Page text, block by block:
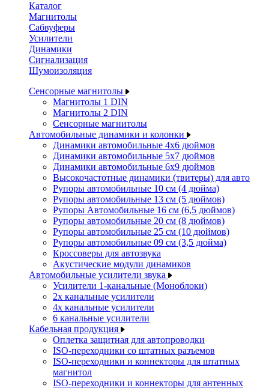
Каталог
Магнитолы
Сабвуферы
Усилители
Динамики
Сигнализация
Шумоизоляция
Сенсорные магнитолы
Магнитолы 1 DIN
Магнитолы 2 DIN
Сенсорные магнитолы
Автомобильные динамики и колонки
Динамики автомобильные 4x6 дюймов
Динамики автомобильные 5x7 дюймов
Динамики автомобильные 6x9 дюймов
Высокочастотные динамики (твитеры) для авто
Рупоры автомобильные 10 см (4 дюйма)
Рупоры автомобильные 13 см (5 дюймов)
Рупоры Автомобильные 16 см (6,5 дюймов)
Рупоры автомобильные 20 см (8 дюймов)
Рупоры автомобильные 25 см (10 дюймов)
Рупоры автомобильные 09 см (3,5 дюйма)
Кроссоверы для автозвука
Акустические модули динамиков
Автомобильные усилители звука
Усилители 1-канальные (Моноблоки)
2х канальные усилители
4х канальные усилители
6 канальные усилители
Кабельная продукция
Оплетка защитная для автопроводки
ISO-переходники со штатных разъемов
ISO-переходники и коннекторы для штатных
магнитол
ISO-переходники и коннекторы для антенных